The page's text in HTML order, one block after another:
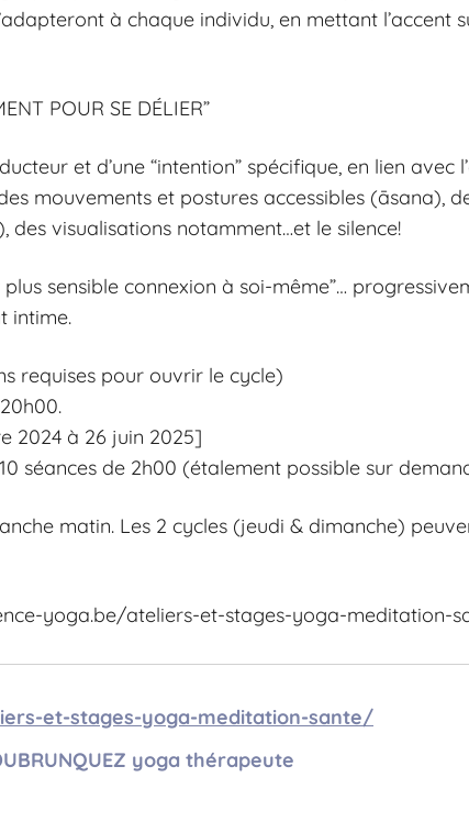
à chaque individu, en mettant l’accent
POUR SE DÉLIER”
et d’une “intention” spécifique, en lien avec
mouvements et postures accessibles (āsana),
visualisations notamment…et le silence!
sensible connexion à soi-même”…
intime.
requises pour ouvrir le cycle)
2024 à 26 juin 2025]
séances de 2h00 (étalement possible sur
matin. Les 2 cycles (jeudi & dimanche)
yoga.be/ateliers-et-stages-yoga-meditation-
et-stages-yoga-meditation-sante/
yoga thérapeute